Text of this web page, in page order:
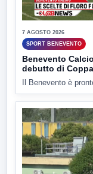
7 AGOSTO 2026
SPORT BENEVENTO
Benevento
debutto di
Il Benevento è